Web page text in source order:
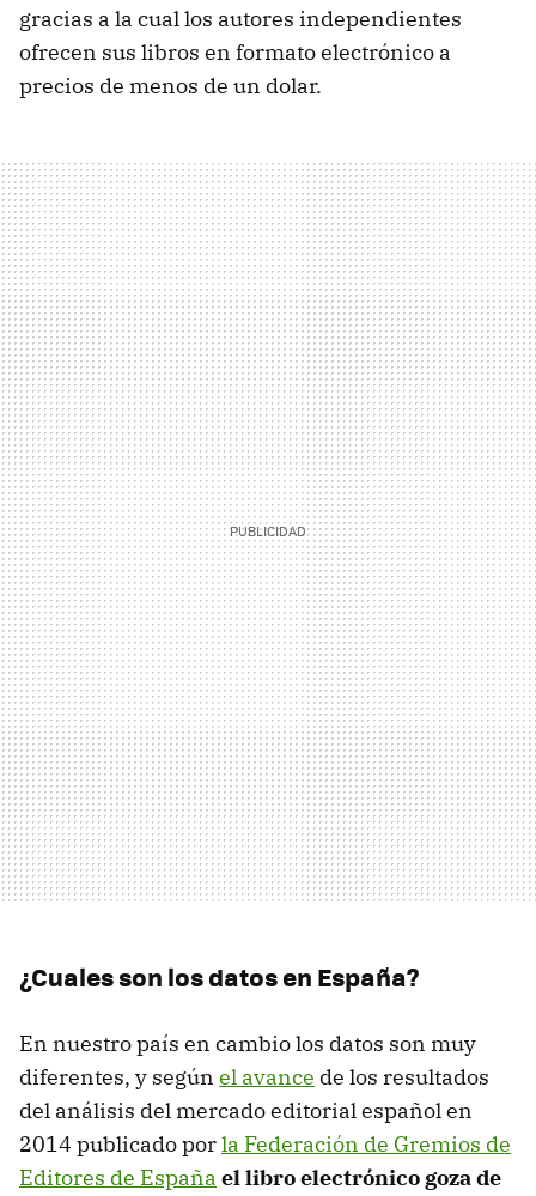
gracias a la cual los autores independientes
ofrecen sus libros en formato electrónico a
precios de menos de un dolar.
¿Cuales son los datos en España?
En nuestro país en cambio los datos son muy
diferentes, y según el avance de los resultados
del análisis del mercado editorial español en
2014 publicado porla Federación de Gremios de
Editores de España el libro electrónico goza de